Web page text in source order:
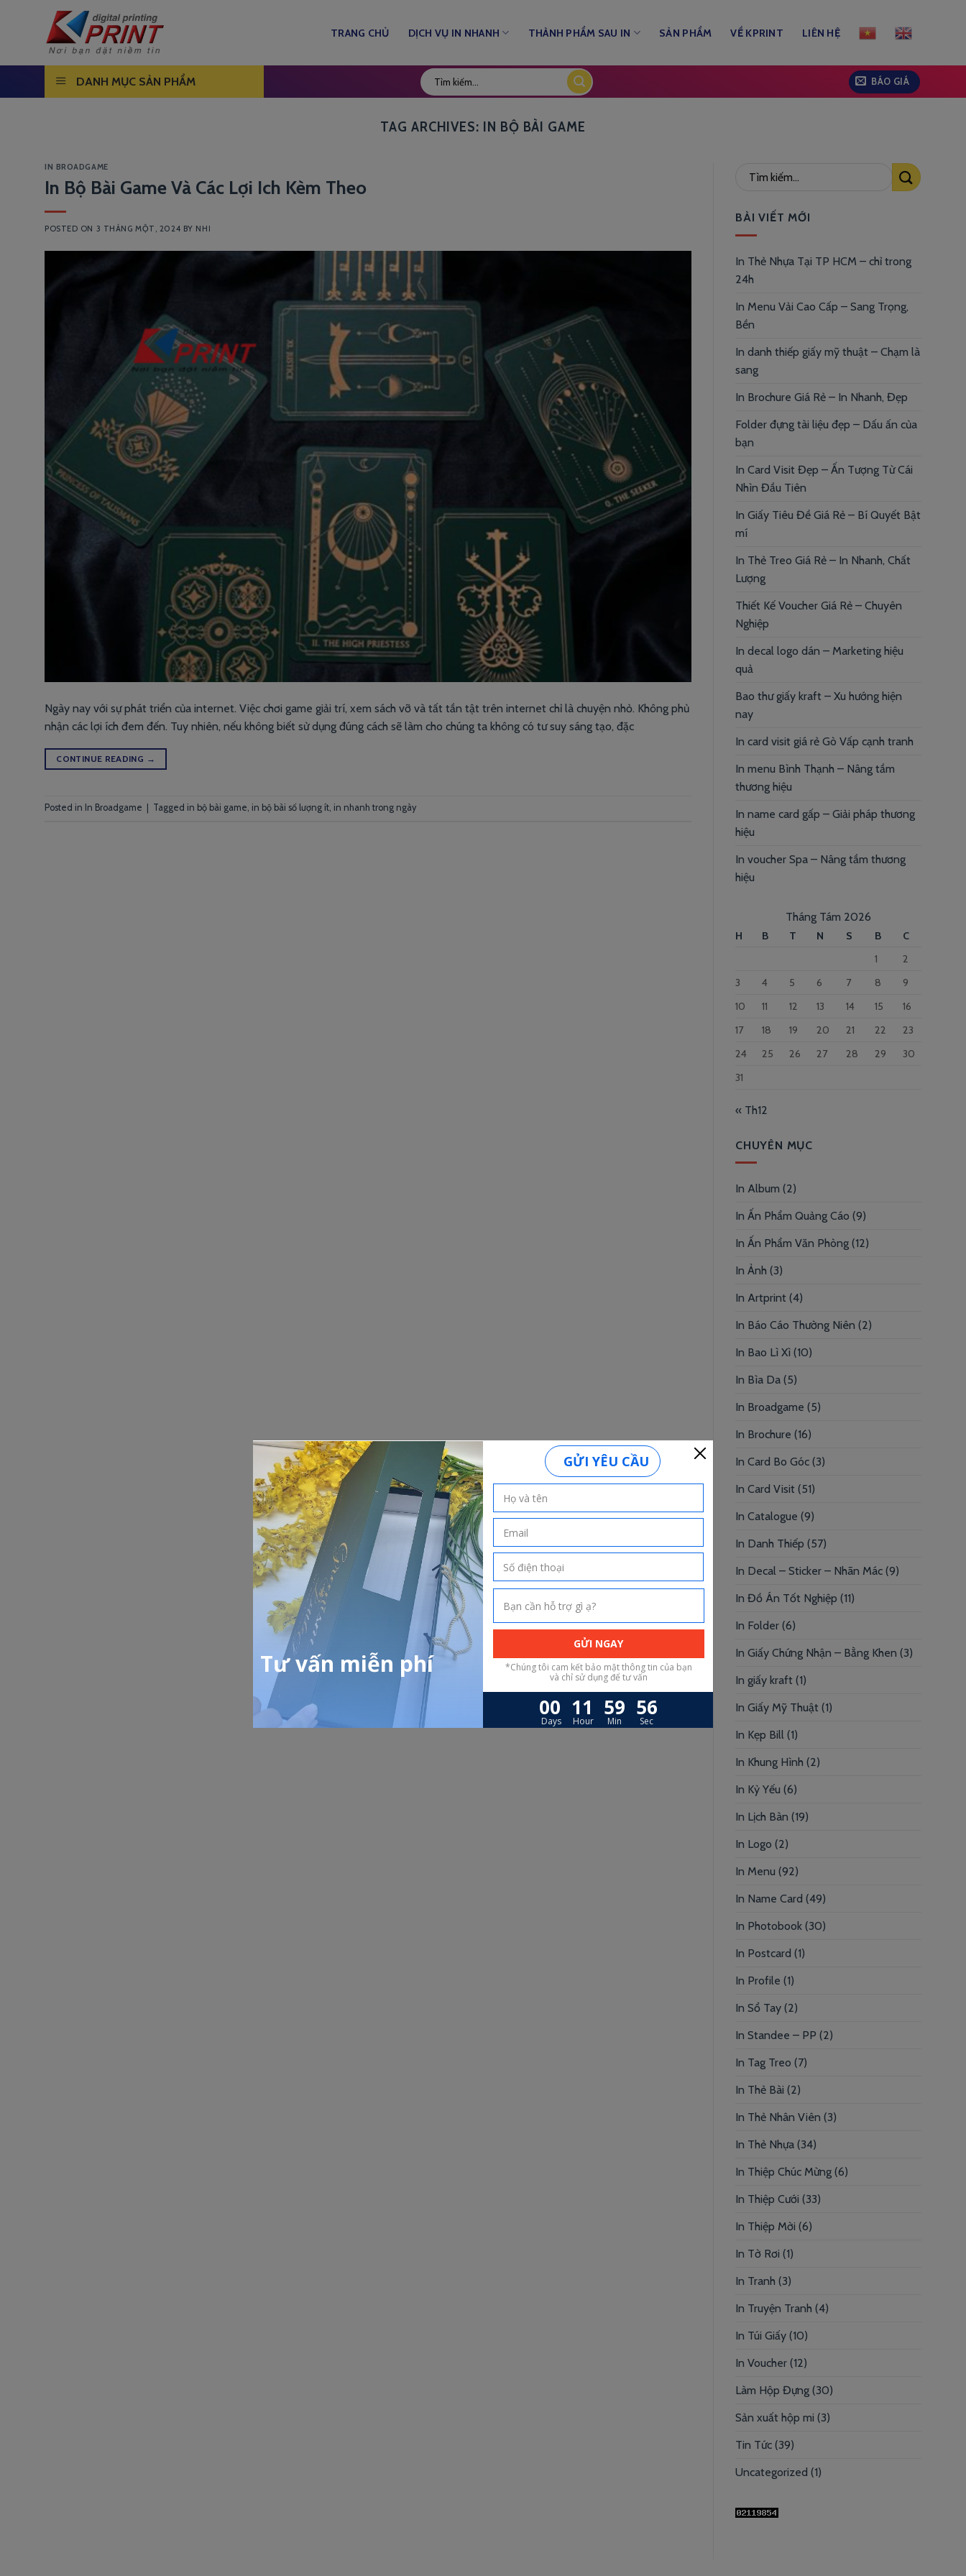
TRANG CHỦ DỊCH VỤ IN NHANH THÀNH PHẨM SAU IN SẢN PHẨM VỀ KPRINT LIÊN HỆ
DANH MỤC SẢN PHẨM BÁO GIÁ
TAG ARCHIVES: IN BỘ BÀI GAME
IN BROADGAME
In Bộ Bài Game Và Các Lợi Ich Kèm Theo
POSTED ON 3 THÁNG MỘT, 2024 BY NHI
Ngày nay với sự phát triển của internet. Việc chơi game giải trí, xem sách vỡ và tất tần tật trên internet chỉ là chuyện nhỏ. Không phủ
nhận các lợi ích đem đến. Tuy nhiên, nếu không biết sử dụng đúng cách sẽ làm cho chúng ta không có tư suy sáng tạo, đặc
CONTINUE READING →
Posted in In Broadgame Tagged in bộ bài game, in bộ bài số lượng ít, in nhanh trong ngày
BÀI VIẾT MỚI
In Thẻ Nhựa Tại TP HCM – chỉ trong
24h
In Menu Vải Cao Cấp – Sang Trọng,
Bền
In danh thiếp giấy mỹ thuật – Chạm là
sang
In Brochure Giá Rẻ – In Nhanh, Đẹp
Folder đựng tài liệu đẹp – Dấu ấn của
bạn
In Card Visit Đẹp – Ấn Tượng Từ Cái
Nhìn Đầu Tiên
In Giấy Tiêu Đề Giá Rẻ – Bí Quyết Bật
mí
In Thẻ Treo Giá Rẻ – In Nhanh, Chất
Lượng
Thiết Kế Voucher Giá Rẻ – Chuyên
Nghiệp
In decal logo dán – Marketing hiệu
quả
Bao thư giấy kraft – Xu hướng hiện
nay
In card visit giá rẻ Gò Vấp cạnh tranh
In menu Bình Thạnh – Nâng tầm
thương hiệu
In name card gấp – Giải pháp thương
hiệu
In voucher Spa – Nâng tầm thương
hiệu
Tháng Tám 2026
H B T N S B
C
1
2
3
4 5 6 7 8
9
10
11 12 13 14 15
16
17
18 19 20 21 22
23
24
25 26 27 28 29
30
31
« Th12
CHUYÊN MỤC
In Album (2)
In Ấn Phẩm Quảng Cáo (9)
In Ấn Phẩm Văn Phòng (12)
In Ảnh (3)
In Artprint (4)
In Báo Cáo Thường Niên (2)
In Bao Lì Xì (10)
In Bìa Da (5)
In Broadgame (5)
In Brochure (16)
In Card Bo Góc (3)
In Card Visit (51)
In Catalogue (9)
In Danh Thiếp (57)
In Decal – Sticker – Nhãn Mác (9)
In Đồ Án Tốt Nghiệp (11)
In Folder (6)
In Giấy Chứng Nhận – Bằng Khen (3)
In giấy kraft (1)
In Giấy Mỹ Thuật (1)
In Kẹp Bill (1)
In Khung Hình (2)
In Kỷ Yếu (6)
In Lịch Bàn (19)
In Logo (2)
In Menu (92)
In Name Card (49)
In Photobook (30)
In Postcard (1)
In Profile (1)
In Sổ Tay (2)
In Standee – PP (2)
In Tag Treo (7)
In Thẻ Bài (2)
In Thẻ Nhân Viên (3)
In Thẻ Nhựa (34)
In Thiệp Chúc Mừng (6)
In Thiệp Cưới (33)
In Thiệp Mời (6)
In Tờ Rơi (1)
In Tranh (3)
In Truyện Tranh (4)
In Túi Giấy (10)
In Voucher (12)
Làm Hộp Đựng (30)
Sản xuất hộp mi (3)
Tin Tức (39)
Uncategorized (1)